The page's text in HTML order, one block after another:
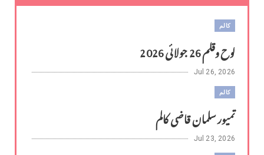
کالم
لوح وقلم 26 جولائی 2026
Jul 26, 2026
کالم
تمیور سلمان قاضی کالم
Jul 23, 2026